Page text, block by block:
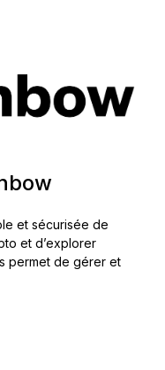
et sécurisée de
et d’explorer
permet de gérer et